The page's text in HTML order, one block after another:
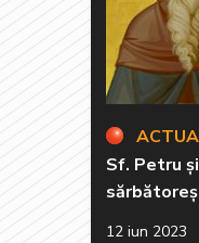
Sf. Petru
12 iun 2023